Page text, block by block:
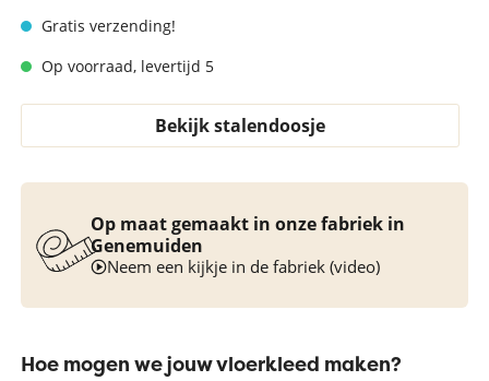
Gratis verzending!
Op voorraad, levertijd 5
Bekijk stalendoosje
Op maat gemaakt in onze fabriek in
Genemuiden
Neem een kijkje in de fabriek (video)
Hoe mogen we jouw vloerkleed maken?